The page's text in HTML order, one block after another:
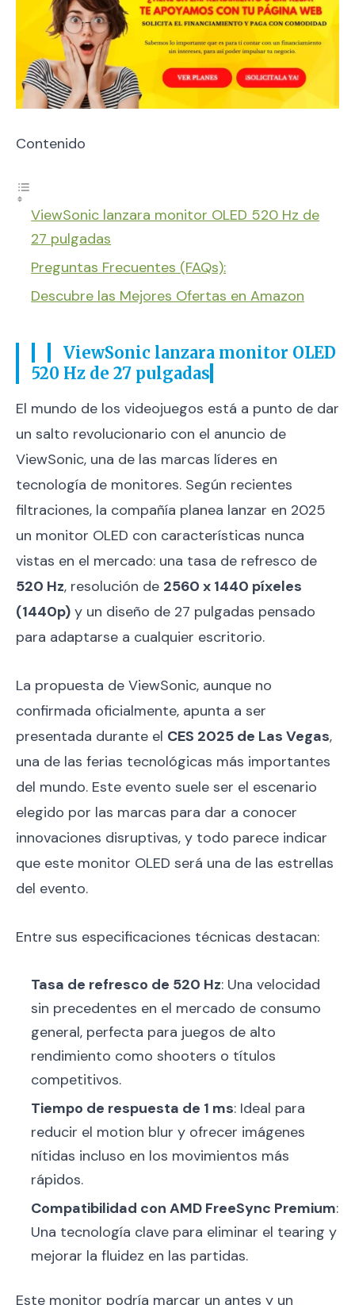
Contenido
ViewSonic lanzara monitor OLED 520 Hz de
27 pulgadas
Preguntas Frecuentes (FAQs):
Descubre las Mejores Ofertas en Amazon
ViewSonic lanzara monitor OLED
520 Hz de 27 pulgadas
El mundo de los videojuegos está a punto de dar
un salto revolucionario con el anuncio de
ViewSonic, una de las marcas líderes en
tecnología de monitores. Según recientes
filtraciones, la compañía planea lanzar en 2025
un monitor OLED con características nunca
vistas en el mercado: una tasa de refresco de
520 Hz, resolución de 2560 x 1440 píxeles
(1440p) y un diseño de 27 pulgadas pensado
para adaptarse a cualquier escritorio.
La propuesta de ViewSonic, aunque no
confirmada oficialmente, apunta a ser
presentada durante el CES 2025 de Las Vegas,
una de las ferias tecnológicas más importantes
del mundo. Este evento suele ser el escenario
elegido por las marcas para dar a conocer
innovaciones disruptivas, y todo parece indicar
que este monitor OLED será una de las estrellas
del evento.
Entre sus especificaciones técnicas destacan:
Tasa de refresco de 520 Hz: Una velocidad
sin precedentes en el mercado de consumo
general, perfecta para juegos de alto
rendimiento como shooters o títulos
competitivos.
Tiempo de respuesta de 1 ms: Ideal para
reducir el motion blur y ofrecer imágenes
nítidas incluso en los movimientos más
rápidos.
Compatibilidad con AMD FreeSync Premium:
Una tecnología clave para eliminar el tearing y
mejorar la fluidez en las partidas.
Este monitor podría marcar un antes y un